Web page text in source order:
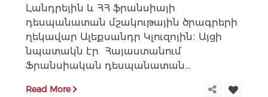
Լանդրեյին և ՀՀ ֆրանսիայի
դեսպանատան մշակութային ծրագրերի
ղեկավար Ալեքսանդր Կլուզոյին։ Այցի
նպատակն էր Հայաստանում
Ֆրանսիական դեսպանատան...
Read More